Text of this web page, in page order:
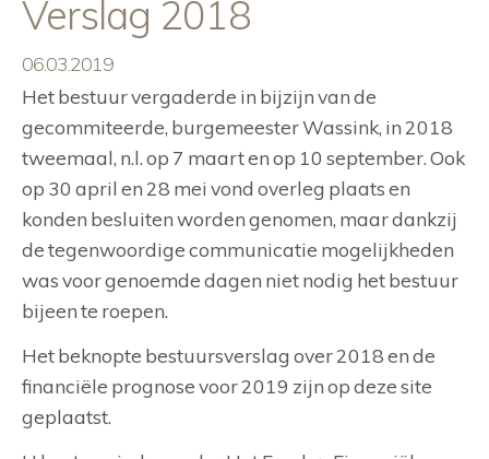
Verslag 2018
06.03.2019
Het bestuur vergaderde in bijzijn van de
gecommiteerde, burgemeester Wassink, in 2018
tweemaal, n.l. op 7 maart en op 10 september. Ook
op 30 april en 28 mei vond overleg plaats en
konden besluiten worden genomen, maar dankzij
de tegenwoordige communicatie mogelijkheden
was voor genoemde dagen niet nodig het bestuur
bijeen te roepen.
Het beknopte bestuursverslag over 2018 en de
financiële prognose voor 2019 zijn op deze site
geplaatst.